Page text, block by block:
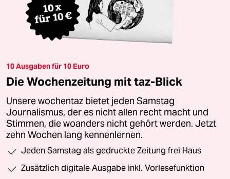
10 Ausgaben für 10 Euro
Die Wochenzeitung mit taz-Blick
Unsere wochentaz bietet jeden Samstag
Journalismus, der es nicht allen recht macht und
Stimmen, die woanders nicht gehört werden. Jetzt
zehn Wochen lang kennenlernen.
Jeden Samstag als gedruckte Zeitung frei Haus
Zusätzlich digitale Ausgabe inkl. Vorlesefunktion